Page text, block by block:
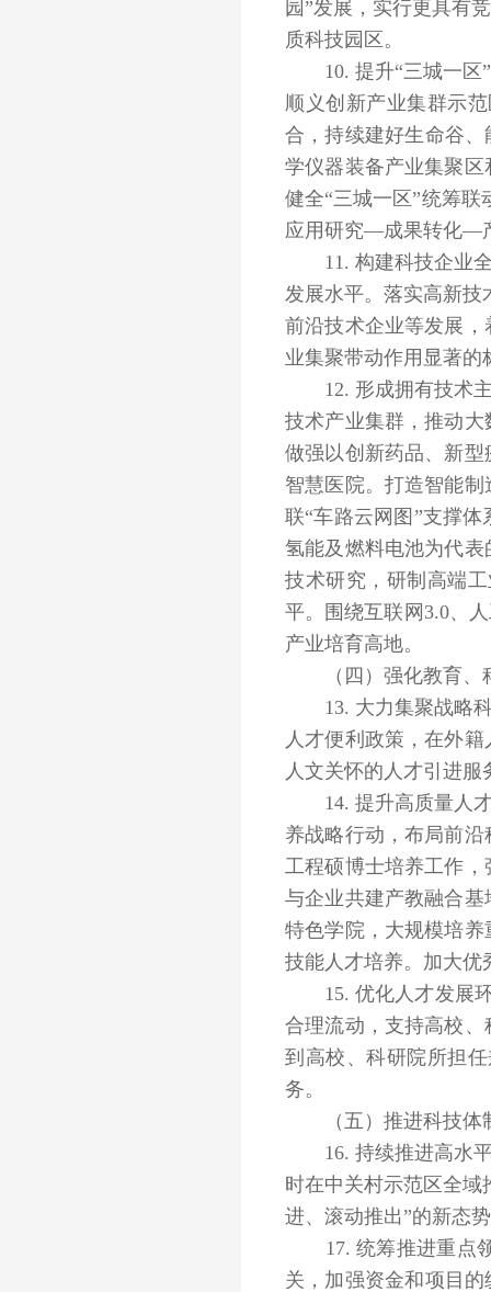
园”发展，实行更具有
质科技园区。
10. 提升“三城一区”
顺义创新产业集群示
合，持续建好生命谷
学仪器装备产业集聚
健全“三城一区”统筹
应用研究—成果转化—
11. 构建科技企业全
发展水平。落实高新技
前沿技术企业等发展
业集聚带动作用显著
12. 形成拥有技术主
技术产业集群，推动
做强以创新药品、新
智慧医院。打造智能
联“车路云网图”支撑
氢能及燃料电池为代
技术研究，研制高端
平。围绕互联网3.0、
产业培育高地。
（四）强化教育、
13. 大力集聚战略科
人才便利政策，在外
人文关怀的人才引进服
14. 提升高质量人才
养战略行动，布局前
工程硕博士培养工作
与企业共建产教融合
特色学院，大规模培
技能人才培养。加大优
15. 优化人才发展环
合理流动，支持高校
到高校、科研院所担
务。
（五）推进科技体
16. 持续推进高水平
时在中关村示范区全
进、滚动推出”的新态
17. 统筹推进重点领
关，加强资金和项目